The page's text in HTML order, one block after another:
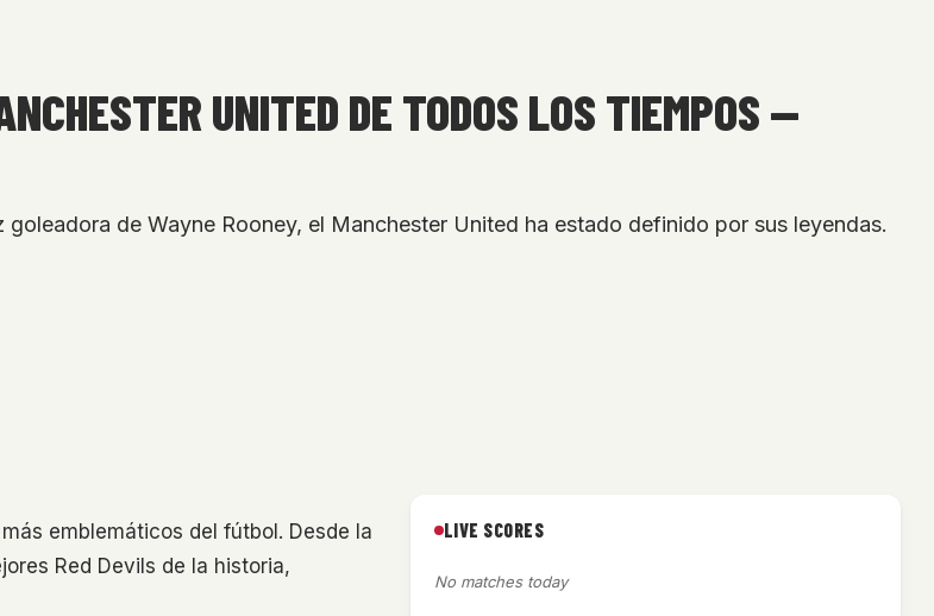
UNITED DE TODOS LOS TIEMPOS —
de Wayne Rooney, el Manchester United ha estado definido por sus leyendas.
emblemáticos del fútbol. Desde la
Red Devils de la historia,
LIVE SCORES
No matches today